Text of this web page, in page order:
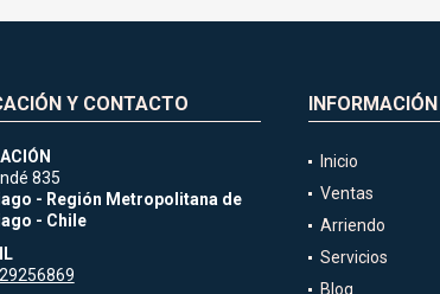
Y CONTACTO
835
- Región Metropolitana de
- Chile
INFORMACIÓN
Inicio
Ventas
Arriendo
Servicios
Blog